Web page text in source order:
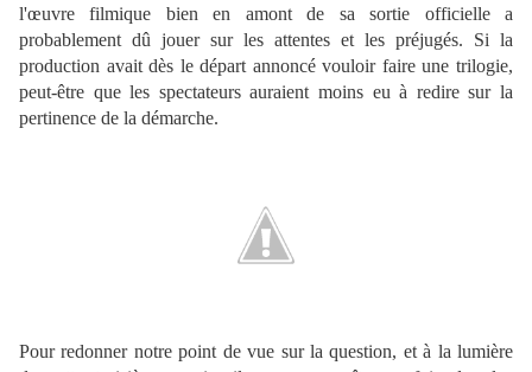
l'œuvre filmique bien en amont de sa sortie officielle a
probablement dû jouer sur les attentes et les préjugés. Si la
production avait dès le départ annoncé vouloir faire une trilogie,
peut-être que les spectateurs auraient moins eu à redire sur la
pertinence de la démarche.
Pour redonner notre point de vue sur la question, et à la lumière